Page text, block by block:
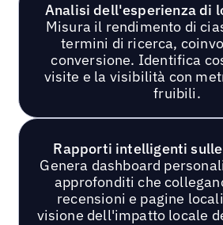
Analisi dell'esperienza di
Misura il rendimento di
termini di ricerca,
conversione. Identifica
visite e la visibilità con
fruibili.
Rapporti intelligenti
Genera dashboard
approfonditi che
recensioni e pagine
visione dell'impatto locale